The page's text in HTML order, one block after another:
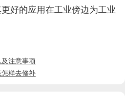
好的应用在工业傍边为工业
注意事项
样去修补